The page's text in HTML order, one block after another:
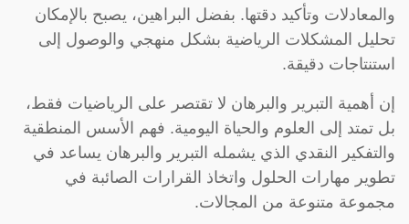
والمعادلات وتأكيد دقتها. بفضل البراهين، يصبح بالإمكان
تحليل المشكلات الرياضية بشكل منهجي والوصول إلى
استنتاجات دقيقة.
إن أهمية التبرير والبرهان لا تقتصر على الرياضيات فقط،
بل تمتد إلى العلوم والحياة اليومية. فهم الأسس المنطقية
والتفكير النقدي الذي يشمله التبرير والبرهان يساعد في
تطوير مهارات الحلول واتخاذ القرارات الصائبة في
مجموعة متنوعة من المجالات.